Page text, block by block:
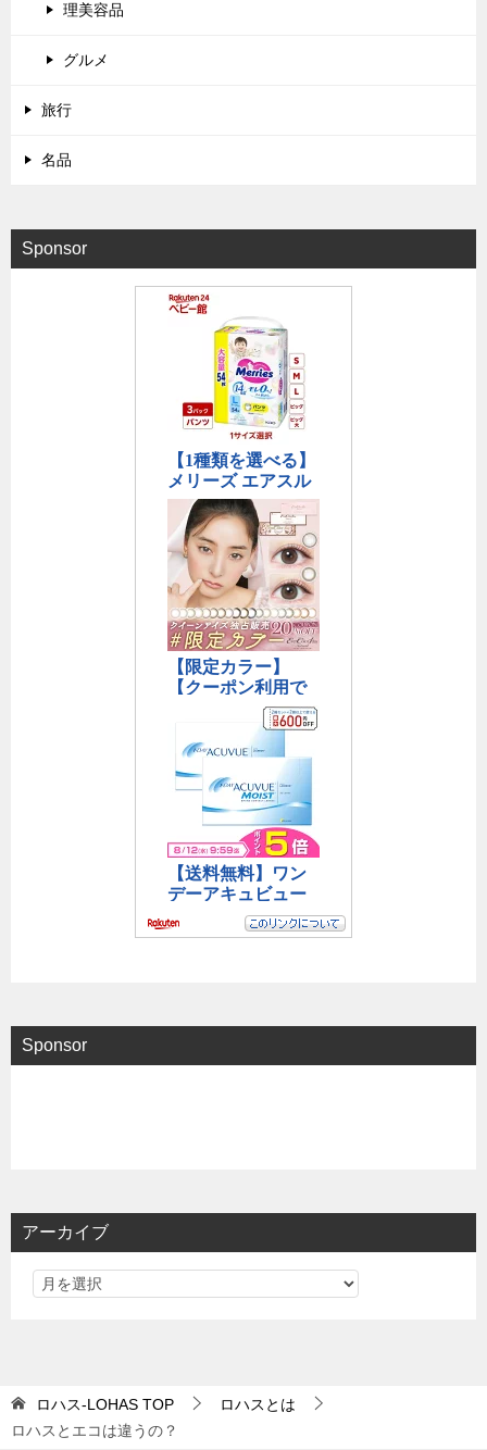
理美容品
グルメ
旅行
名品
Sponsor
Sponsor
アーカイブ
ロハス-LOHAS TOP
ロハスとは
ロハスとエコは違うの？